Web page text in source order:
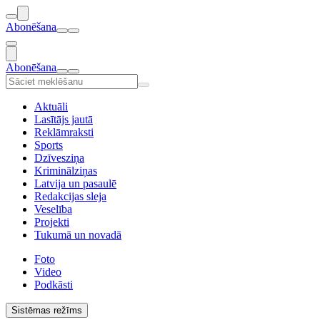
Abonēšana
Abonēšana
Aktuāli
Lasītājs jautā
Reklāmraksti
Sports
Dzīvesziņa
Kriminālziņas
Latvija un pasaulē
Redakcijas sleja
Veselība
Projekti
Tukumā un novadā
Foto
Video
Podkāsti
Sistēmas režīms